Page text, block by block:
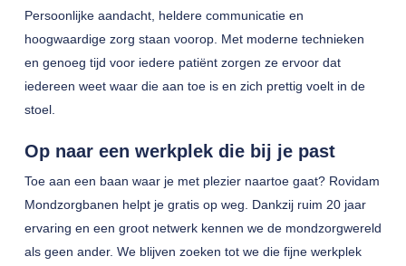
Persoonlijke aandacht, heldere communicatie en
hoogwaardige zorg staan voorop. Met moderne technieken
en genoeg tijd voor iedere patiënt zorgen ze ervoor dat
iedereen weet waar die aan toe is en zich prettig voelt in de
stoel.
Op naar een werkplek die bij je past
Toe aan een baan waar je met plezier naartoe gaat? Rovidam
Mondzorgbanen helpt je gratis op weg. Dankzij ruim 20 jaar
ervaring en een groot netwerk kennen we de mondzorgwereld
als geen ander. We blijven zoeken tot we die fijne werkplek